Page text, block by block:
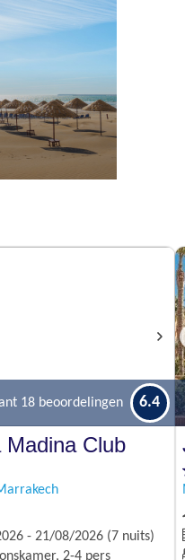
18 beoordelingen 6.4
Madina Club
- 21/08/2026 (7 nuits)
2-4 pers